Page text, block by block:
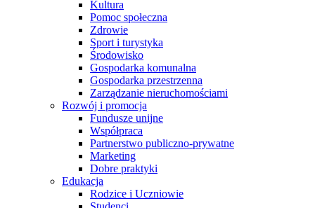
Kultura
Pomoc społeczna
Zdrowie
Sport i turystyka
Środowisko
Gospodarka komunalna
Gospodarka przestrzenna
Zarządzanie nieruchomościami
Rozwój i promocja
Fundusze unijne
Współpraca
Partnerstwo publiczno-prywatne
Marketing
Dobre praktyki
Edukacja
Rodzice i Uczniowie